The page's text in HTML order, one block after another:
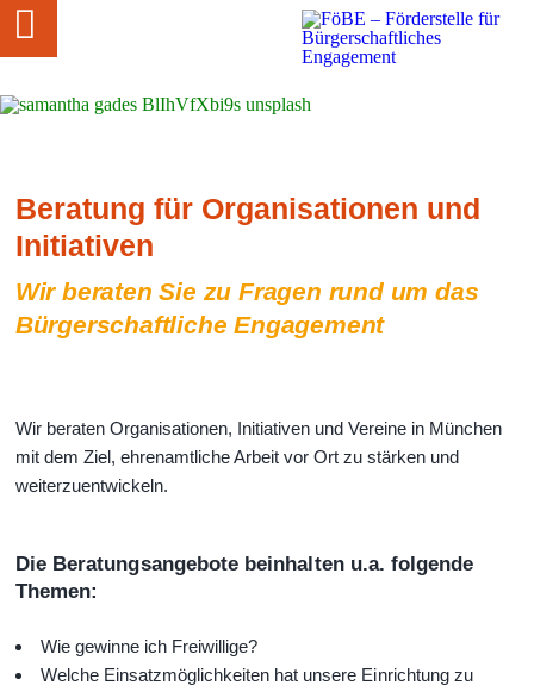
Beratung für Organisationen und
Initiativen
Wir beraten Sie zu Fragen rund um das
Bürgerschaftliche Engagement
Wir beraten Organisationen, Initiativen und Vereine in München
mit dem Ziel, ehrenamtliche Arbeit vor Ort zu stärken und
weiterzuentwickeln.
Die Beratungsangebote beinhalten u.a. folgende
Themen:
Wie gewinne ich Freiwillige?
Welche Einsatzmöglichkeiten hat unsere Einrichtung zu